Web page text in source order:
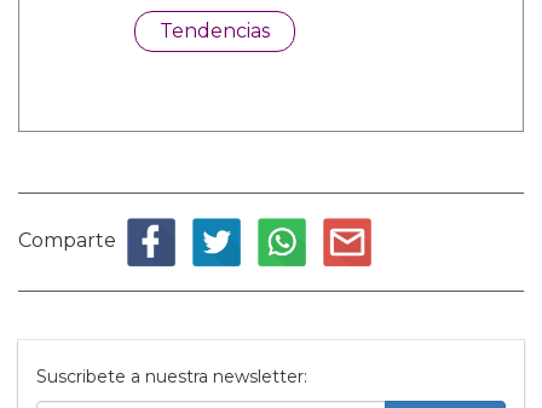
Tendencias
Comparte
Suscribete a nuestra newsletter: